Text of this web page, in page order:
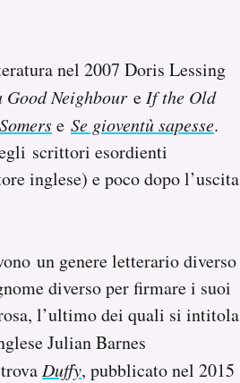
nel 2007 Doris Lessing
Neighbour e If the Old
e Se gioventù sapesse.
scrittori esordienti
inglese) e poco dopo l’uscita
un genere letterario diverso
diverso per firmare i suoi
l’ultimo dei quali si intitola
Julian Barnes
Duffy, pubblicato nel 2015